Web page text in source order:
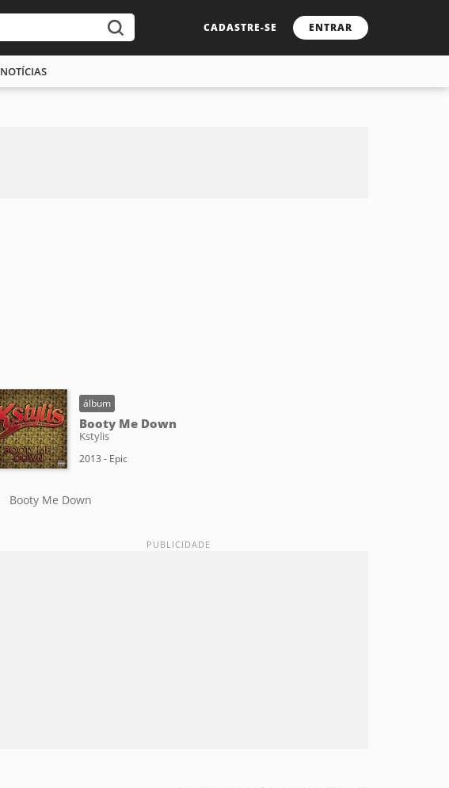
CADASTRE-SE ENTRAR
NOTÍCIAS
álbum
Booty Me Down
Kstylis
2013 - Epic
Booty Me Down